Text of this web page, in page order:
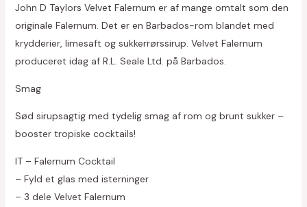
John D Taylors Velvet Falernum er af mange omtalt som den
originale Falernum. Det er en Barbados-rom blandet med
krydderier, limesaft og sukkerrørssirup. Velvet Falernum
produceret idag af R.L. Seale Ltd. på Barbados.
Smag
Sød sirupsagtig med tydelig smag af rom og brunt sukker –
booster tropiske cocktails!
IT – Falernum Cocktail
– Fyld et glas med isterninger
– 3 dele Velvet Falernum